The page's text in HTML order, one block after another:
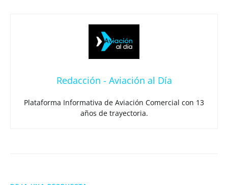
Redacción - Aviación al Día
Plataforma Informativa de Aviación Comercial con 13
años de trayectoria.